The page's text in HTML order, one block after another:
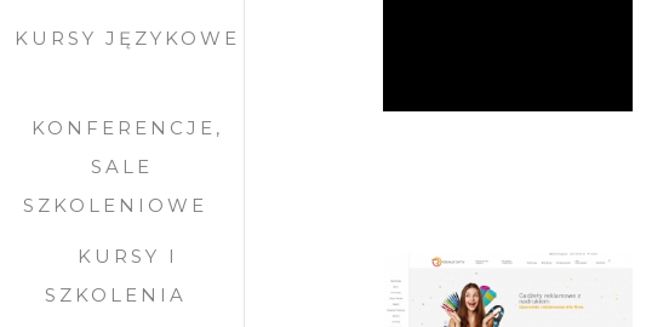
KURSY JĘZYKOWE
KONFERENCJE,
SALE
SZKOLENIOWE
KURSY I
SZKOLENIA